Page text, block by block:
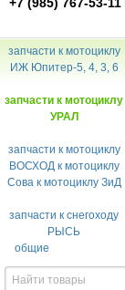
запчасти к мотоциклу
ИЖ Юпитер-5, 4, 3, 6
запчасти к мотоциклу
УРАЛ
запчасти к мотоциклу
ВОСХОД к мотоциклу
Сова к мотоциклу ЗиД
запчасти к снегоходу
РЫСЬ
общие